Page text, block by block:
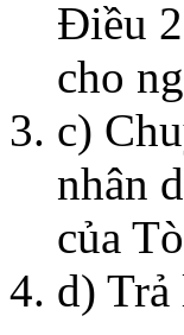
Điều
cho
c)
nhân
của
d) Trả